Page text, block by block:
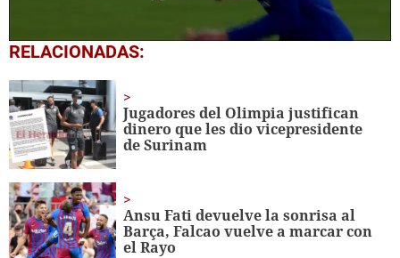
0
seconds
15
seconds
RELACIONADAS:
Jugadores del Olimpia justifican
dinero que les dio vicepresidente
de Surinam
Ansu Fati devuelve la sonrisa al
Barça, Falcao vuelve a marcar con
el Rayo